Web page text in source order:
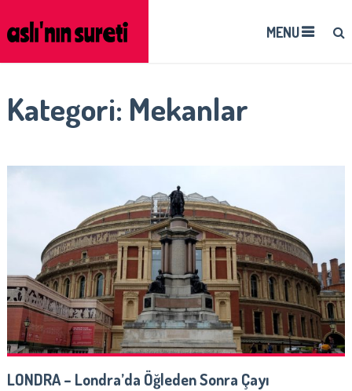
MENU
Kategori: Mekanlar
LONDRA – Londra’da Öğleden Sonra Çayı